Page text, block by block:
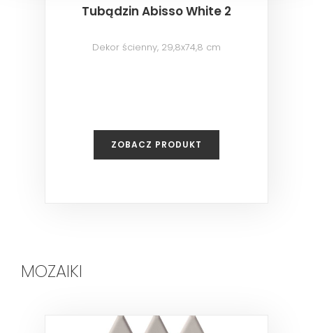
Tubądzin Abisso White 2
Dekor ścienny, 29,8x74,8 cm
ZOBACZ PRODUKT
MOZAIKI